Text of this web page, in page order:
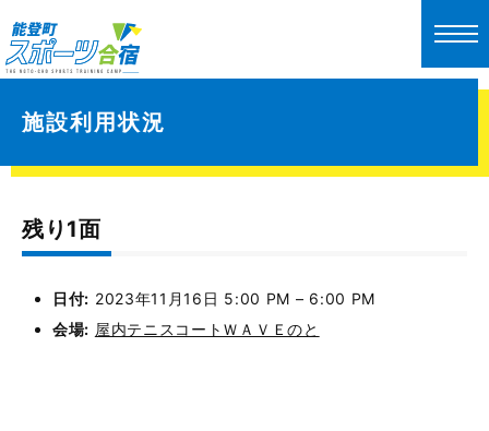
施設利用状況
残り1面
日付: 2023年11月16日 5:00 PM – 6:00 PM
会場: 屋内テニスコートＷＡＶＥのと